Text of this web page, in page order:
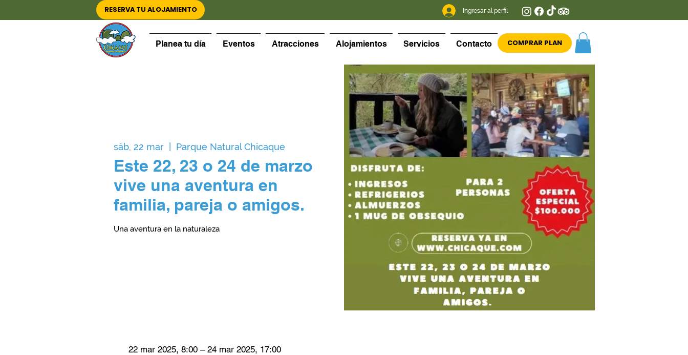
RESERVA TU ALOJAMIENTO Ingresar al perfil
Planea tu día Eventos Atracciones Alojamientos Servicios Contacto COMPRAR PLAN
sáb, 22 mar Parque Natural Chicaque
Este 22, 23 o 24 de marzo
vive una aventura en
familia, pareja o amigos.
Una aventura en la naturaleza
22 mar 2025, 8:00 – 24 mar 2025, 17:00